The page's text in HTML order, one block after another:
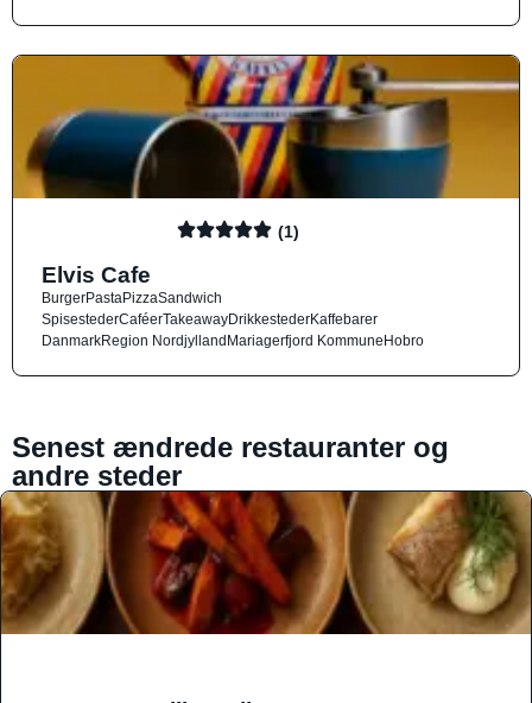
(1)
Elvis Cafe
BurgerPastaPizzaSandwich
SpisestederCaféerTakeawayDrikkestederKaffebarer
DanmarkRegion NordjyllandMariagerfjord KommuneHobro
Senest ændrede restauranter og
andre steder